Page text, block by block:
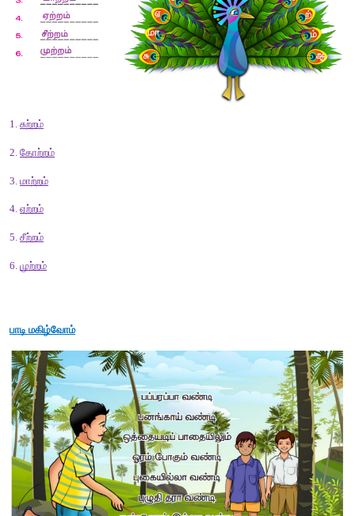
விடை :
கல்வி கற்கச் செல்வோம்
பாதுகாப்பு தேடிச் செல்வோம்
மருத்துவம் பார்க்கச் செல்வோம்
உன்னை அறிந்துகொள்